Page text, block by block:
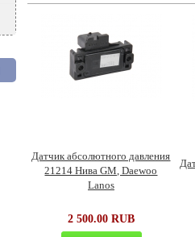
Датчик абсолютного давления
21214 Нива GM, Daewoo
Lanos
2 500.00 RUB